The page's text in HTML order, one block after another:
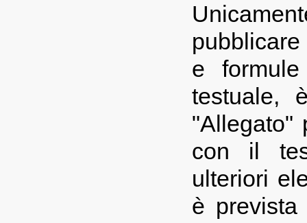
e
testuale,
"Allegato"
con il
ulteriori
è